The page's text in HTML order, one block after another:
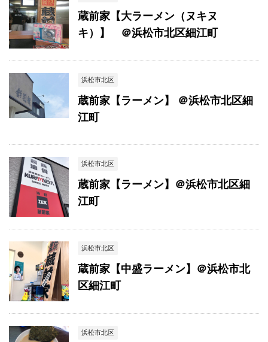
蔵前家【大ラーメン（ヌキヌ
キ）】 ＠浜松市北区細江町
浜松市北区
蔵前家【ラーメン】 ＠浜松市北区細
江町
浜松市北区
蔵前家【ラーメン】＠浜松市北区細
江町
浜松市北区
蔵前家【中盛ラーメン】＠浜松市北
区細江町
浜松市北区